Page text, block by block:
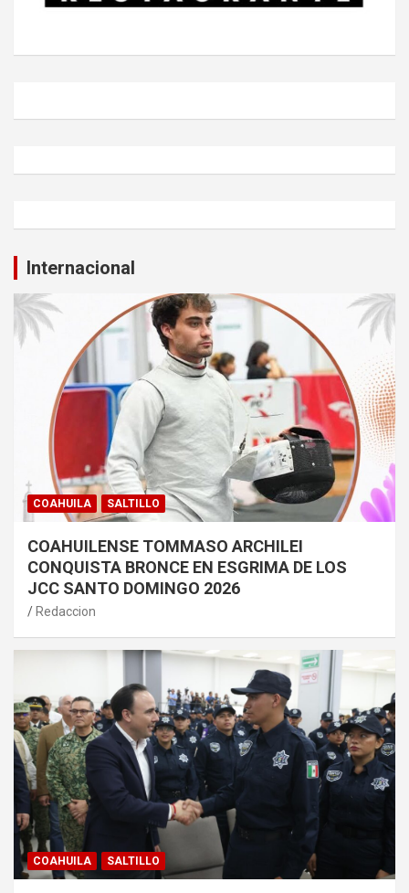
Internacional
COAHUILA SALTILLO
COAHUILENSE TOMMASO ARCHILEI
CONQUISTA BRONCE EN ESGRIMA DE LOS
JCC SANTO DOMINGO 2026
Redaccion
COAHUILA SALTILLO